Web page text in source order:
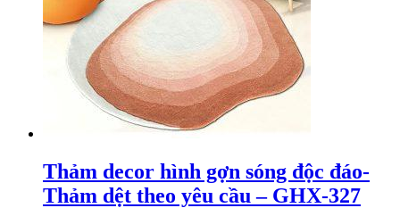
Thảm decor hình gợn sóng độc đáo-
Thảm dệt theo yêu cầu – GHX-327